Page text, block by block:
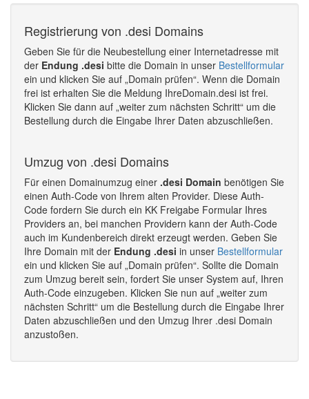
Registrierung von .desi Domains
Geben Sie für die Neubestellung einer Internetadresse mit
der Endung .desi bitte die Domain in unser Bestellformular
ein und klicken Sie auf „Domain prüfen“. Wenn die Domain
frei ist erhalten Sie die Meldung IhreDomain.desi ist frei.
Klicken Sie dann auf „weiter zum nächsten Schritt“ um die
Bestellung durch die Eingabe Ihrer Daten abzuschließen.
Umzug von .desi Domains
Für einen Domainumzug einer .desi Domain benötigen Sie
einen Auth-Code von Ihrem alten Provider. Diese Auth-
Code fordern Sie durch ein KK Freigabe Formular Ihres
Providers an, bei manchen Providern kann der Auth-Code
auch im Kundenbereich direkt erzeugt werden. Geben Sie
Ihre Domain mit der Endung .desi in unser Bestellformular
ein und klicken Sie auf „Domain prüfen“. Sollte die Domain
zum Umzug bereit sein, fordert Sie unser System auf, Ihren
Auth-Code einzugeben. Klicken Sie nun auf „weiter zum
nächsten Schritt“ um die Bestellung durch die Eingabe Ihrer
Daten abzuschließen und den Umzug Ihrer .desi Domain
anzustoßen.